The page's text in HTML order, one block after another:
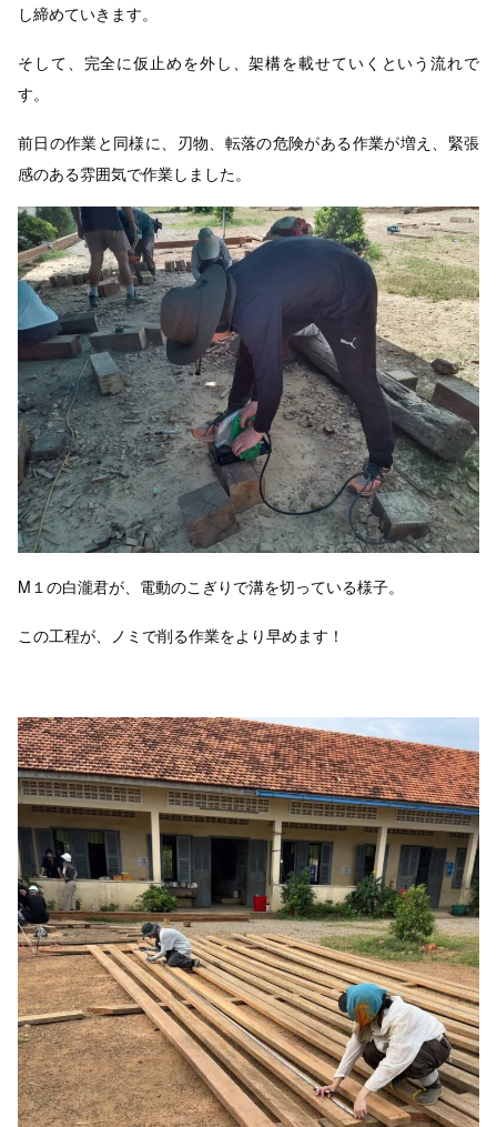
し締めていきます。
そして、完全に仮止めを外し、架構を載せていくという流れで
す。
前日の作業と同様に、刃物、転落の危険がある作業が増え、緊張
感のある雰囲気で作業しました。
M１の白瀧君が、電動のこぎりで溝を切っている様子。
この工程が、ノミで削る作業をより早めます！